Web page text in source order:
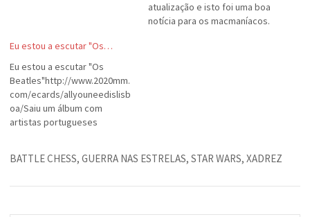
atualização e isto foi uma boa
notícia para os macmaníacos.
Eu estou a escutar "Os…
Eu estou a escutar "Os
Beatles"http://www.2020mm.
com/ecards/allyouneedislisb
oa/Saiu um álbum com
artistas portugueses
tem trechos das versões do
BATTLE CHESS, GUERRA NAS ESTRELAS, STAR WARS, XADREZ